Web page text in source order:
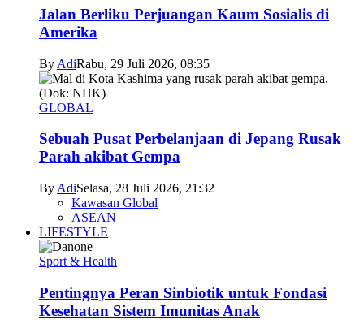
Jalan Berliku Perjuangan Kaum Sosialis di
Amerika
By AdiRabu, 29 Juli 2026, 08:35
GLOBAL
Sebuah Pusat Perbelanjaan di Jepang Rusak
Parah akibat Gempa
By AdiSelasa, 28 Juli 2026, 21:32
Kawasan Global
ASEAN
LIFESTYLE
Sport & Health
Pentingnya Peran Sinbiotik untuk Fondasi
Kesehatan Sistem Imunitas Anak